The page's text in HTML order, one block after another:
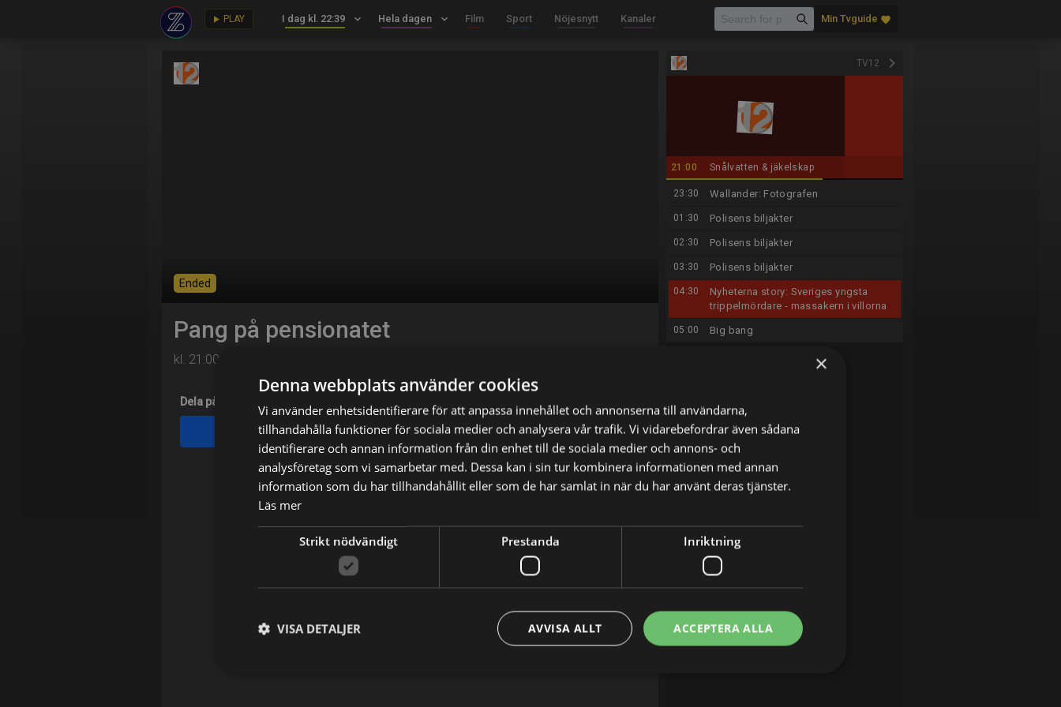
play_arrow PLAY I dag kl. 22:39 keyboard_arrow_down Hela dagen keyboard_arrow_down Film Sport Nöjesnytt Kanaler Min Tvguide favorite
Ended
Pang på pensionatet
kl. 21:00 på TV12
Dela på
Facebook X E-postadress
TV12 keyboard_arrow_right
21:00 Snålvatten & jäkelskap
23:30 Wallander: Fotografen
01:30 Polisens biljakter
02:30 Polisens biljakter
03:30 Polisens biljakter
04:30
Nyheterna story: Sveriges yngsta
trippelmördare - massakern i villorna
05:00 Big bang
×
Denna webbplats använder cookies
Vi använder enhetsidentifierare för att anpassa innehållet och annonserna till användarna,
tillhandahålla funktioner för sociala medier och analysera vår trafik. Vi vidarebefordrar även sådana
identifierare och annan information från din enhet till de sociala medier och annons- och
analysföretag som vi samarbetar med. Dessa kan i sin tur kombinera informationen med annan
information som du har tillhandahållit eller som de har samlat in när du har använt deras tjänster.
Läs mer
Strikt nödvändigt Prestanda Inriktning
ACCEPTERA ALLA
AVVISA ALLT
VISA DETALJER